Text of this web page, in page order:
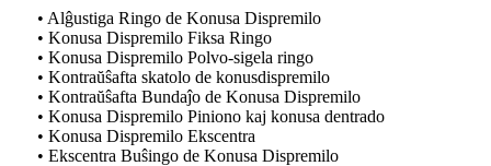
• Alĝustiga Ringo de Konusa Dispremilo
• Konusa Dispremilo Fiksa Ringo
• Konusa Dispremilo Polvo-sigela ringo
• Kontraŭŝafta skatolo de konusdispremilo
• Kontraŭŝafta Bundaĵo de Konusa Dispremilo
• Konusa Dispremilo Piniono kaj konusa dentrado
• Konusa Dispremilo Ekscentra
• Ekscentra Buŝingo de Konusa Dispremilo